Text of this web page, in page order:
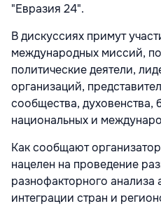
"Евразия 24".
В дискуссиях примут
международных миссий,
политические деятели,
организаций,
сообщества, духовенства,
национальных и
Как сообщают
нацелен на проведение
разнофакторного анализа
интеграции стран и